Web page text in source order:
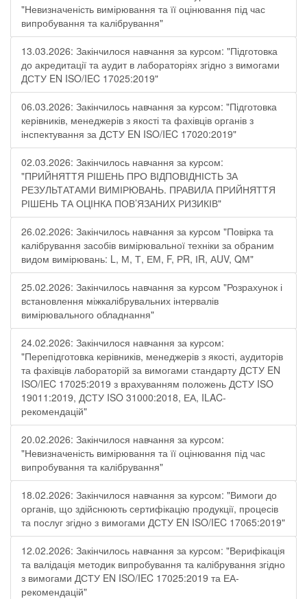
"Невизначеність вимірювання та її оцінювання під час
випробування та калібрування"
13.03.2026: Закінчилося навчання за курсом: "Підготовка
до акредитації та аудит в лабораторіях згідно з вимогами
ДСТУ EN ISO/IEC 17025:2019"
06.03.2026: Закінчилось навчання за курсом: "Підготовка
керівників, менеджерів з якості та фахівців органів з
інспектування за ДСТУ EN ISO/IEC 17020:2019"
02.03.2026: Закінчилось навчання за курсом:
"ПРИЙНЯТТЯ РІШЕНЬ ПРО ВІДПОВІДНІСТЬ ЗА
РЕЗУЛЬТАТАМИ ВИМІРЮВАНЬ. ПРАВИЛА ПРИЙНЯТТЯ
РІШЕНЬ ТА ОЦІНКА ПОВ’ЯЗАНИХ РИЗИКІВ"
26.02.2026: Закінчилось навчання за курсом "Повірка та
калібрування засобів вимірювальної техніки за обраним
видом вимірювань: L, М, Т, ЕМ, F, РR, ІR, АUV, QМ"
25.02.2026: Закінчилось навчання за курсом "Розрахунок і
встановлення міжкалібрувальних інтервалів
вимірювального обладнання"
24.02.2026: Закінчилося навчання за курсом:
"Перепідготовка керівників, менеджерів з якості, аудиторів
та фахівців лабораторій за вимогами стандарту ДСТУ EN
ISO/IEC 17025:2019 з врахуванням положень ДСТУ ISO
19011:2019, ДСТУ ISO 31000:2018, ЕА, ILAC-
рекомендацій"
20.02.2026: Закінчилося навчання за курсом:
"Невизначеність вимірювання та її оцінювання під час
випробування та калібрування"
18.02.2026: Закінчилося навчання за курсом: "Вимоги до
органів, що здійснюють сертифікацію продукції, процесів
та послуг згідно з вимогами ДСТУ EN ISO/IEC 17065:2019"
12.02.2026: Закінчилось навчання за курсом: "Верифікація
та валідація методик випробування та калібрування згідно
з вимогами ДСТУ EN ISO/IEC 17025:2019 та ЕА-
рекомендацій"